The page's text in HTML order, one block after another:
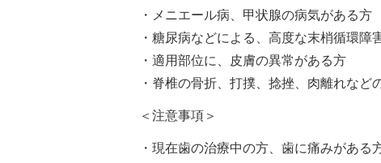
・メニエール病、甲状腺の病気がある方
・糖尿病などによる、高度な末梢循環障
・適用部位に、皮膚の異常がある方
・脊椎の骨折、打撲、捻挫、肉離れなど
＜注意事項＞
・現在歯の治療中の方、歯に痛みがある